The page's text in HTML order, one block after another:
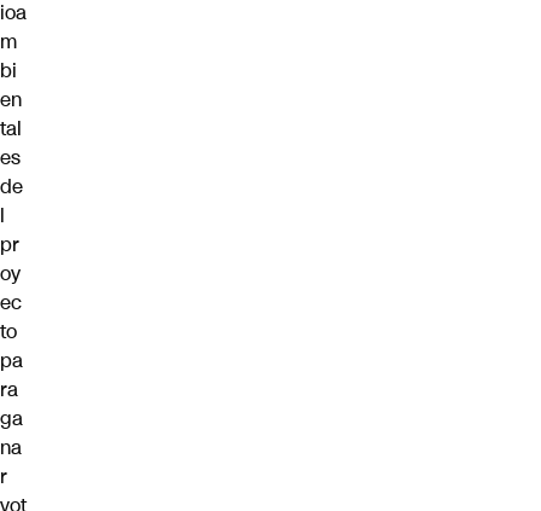
ioa
m
bi
en
tal
es
de
l
pr
oy
ec
to
pa
ra
ga
na
r
vot